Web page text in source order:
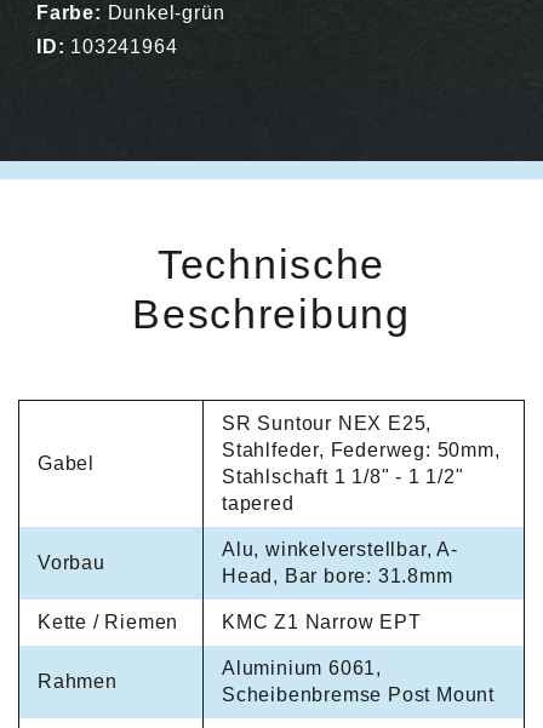
Farbe: Dunkel-grün
ID: 103241964
Technische
Beschreibung
Gabel
SR Suntour NEX E25,
Stahlfeder, Federweg: 50mm,
Stahlschaft 1 1/8" - 1 1/2"
tapered
Vorbau
Alu, winkelverstellbar, A-
Head, Bar bore: 31.8mm
Kette / Riemen KMC Z1 Narrow EPT
Rahmen
Aluminium 6061,
Scheibenbremse Post Mount